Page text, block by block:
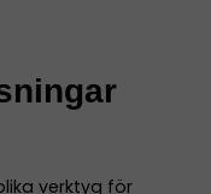
verktyg för